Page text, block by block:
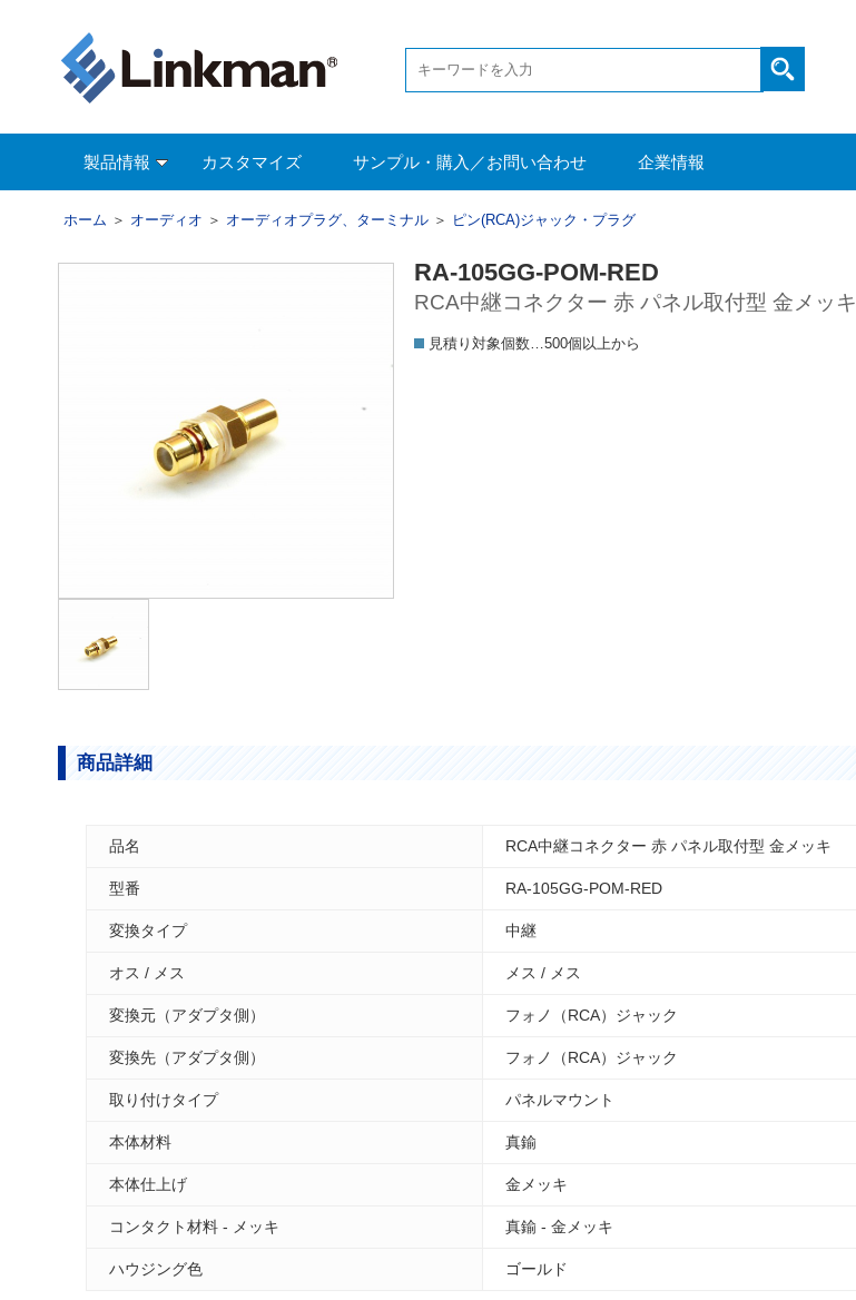
製品情報 カスタマイズ サンプル・購入／お問い合わせ 企業情報
ホーム ＞ オーディオ ＞ オーディオプラグ、ターミナル ＞ ピン(RCA)ジャック・プラグ
RA-105GG-POM-RED
RCA中継コネクター 赤 パネル取付型 金メッキ
見積り対象個数…500個以上から
商品詳細
品名 RCA中継コネクター 赤 パネル取付型 金メッキ
型番 RA-105GG-POM-RED
変換タイプ 中継
オス / メス メス / メス
変換元（アダプタ側） フォノ（RCA）ジャック
変換先（アダプタ側） フォノ（RCA）ジャック
取り付けタイプ パネルマウント
本体材料 真鍮
本体仕上げ 金メッキ
コンタクト材料 - メッキ 真鍮 - 金メッキ
ハウジング色 ゴールド